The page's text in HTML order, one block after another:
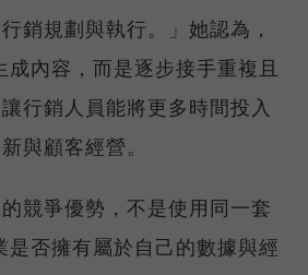
銷規劃與執行。」她認為，
內容，而是逐步接手重複且
行銷人員能將更多時間投入
與顧客經營。
競爭優勢，不是使用同一套
否擁有屬於自己的數據與經